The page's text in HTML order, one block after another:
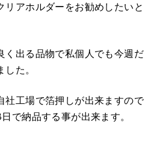
リアホルダーをお勧めしたいと
く出る品物で私個人でも今週だ
た。
社工場で箔押しが出来ますので
で納品する事が出来ます。